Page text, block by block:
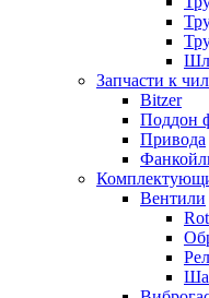
Запчасти к
Bitzer
Поддон
Привода
Вентили